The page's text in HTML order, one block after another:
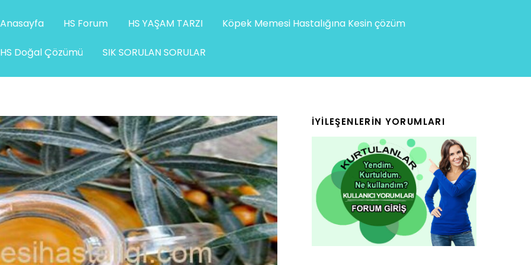
Anasayfa HS Forum HS YAŞAM TARZI Köpek Memesi Hastalığına Kesin çözüm
HS Doğal Çözümü SIK SORULAN SORULAR
İYILEŞENLERIN YORUMLARI